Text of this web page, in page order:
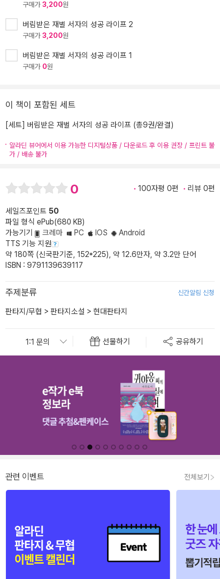
구매가3,200원
버림받은 재벌 서자의 성공 라이프 2
구매가3,200원
버림받은 재벌 서자의 성공 라이프 1
구매가 0원
이 책이 포함된 세트
[세트] 버림받은 재벌 서자의 성공 라이프 (총9권/완결)
알라딘 뷰어에서 이용 가능한 디지털상품 / 다운로드 후 이용 권장 / 프린트 불
가 / 배송 불가
0 100자평 0편 리뷰 0편
세일즈포인트 50
파일 형식 ePub(680 KB)
가능기기
크레마 PC IOS
Android
TTS 기능 지원
약 180쪽 (신국판기준, 152*225), 약 12.6만자, 약 3.2만 단어
ISBN : 9791139639117
주제분류 신간알림 신청
판타지/무협 > 판타지소설 > 현대판타지
선물하기 공유하기
관련 이벤트 전체보기